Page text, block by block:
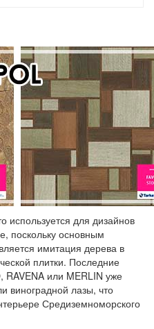
используется для дизайнов
поскольку основным
имитация дерева в
плитки. Последние
RAVENA или MERLIN уже
виноградной лазы, что
Средиземноморского